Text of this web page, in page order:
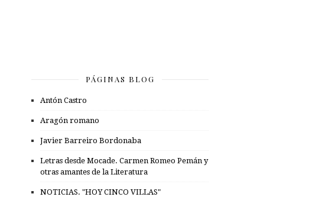
PÁGINAS BLOG
Antón Castro
Aragón romano
Javier Barreiro Bordonaba
Letras desde Mocade. Carmen Romeo Pemán y
otras amantes de la Literatura
NOTICIAS. "HOY CINCO VILLAS"